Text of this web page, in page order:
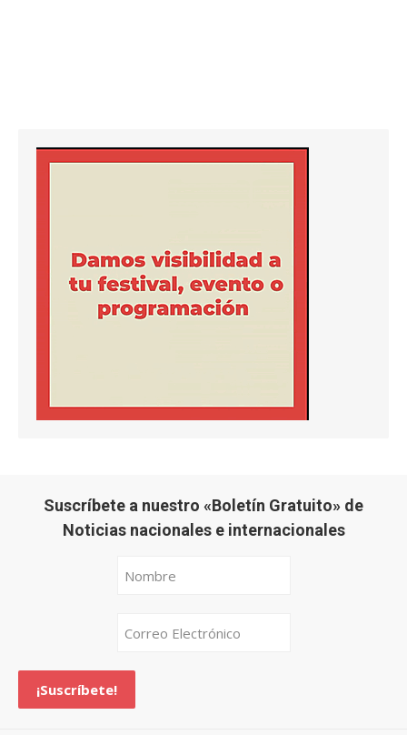
Suscríbete a nuestro «Boletín Gratuito» de
Noticias nacionales e internacionales